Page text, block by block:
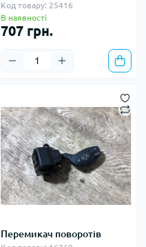
Код товару: 25416
В наявності
707 грн.
Перемикач поворотів